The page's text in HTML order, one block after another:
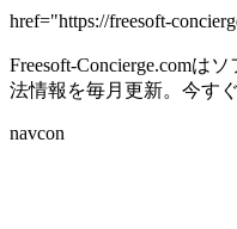
href="https://freesoft-
Freesoft-Concierge.comは
法情報を毎月更新。今す
navcon